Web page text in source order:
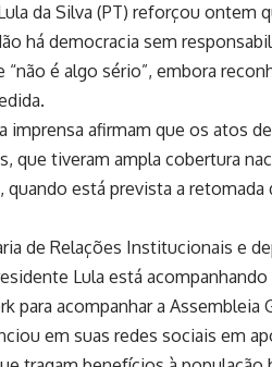
da Silva (PT) reforçou ontem
há democracia sem
“não é algo sério”, embora
imprensa afirmam que os atos
que tiveram ampla cobertura
está prevista a retomada
de Relações Institucionais e
Lula está
para acompanhar a Assembleia
em suas redes sociais em